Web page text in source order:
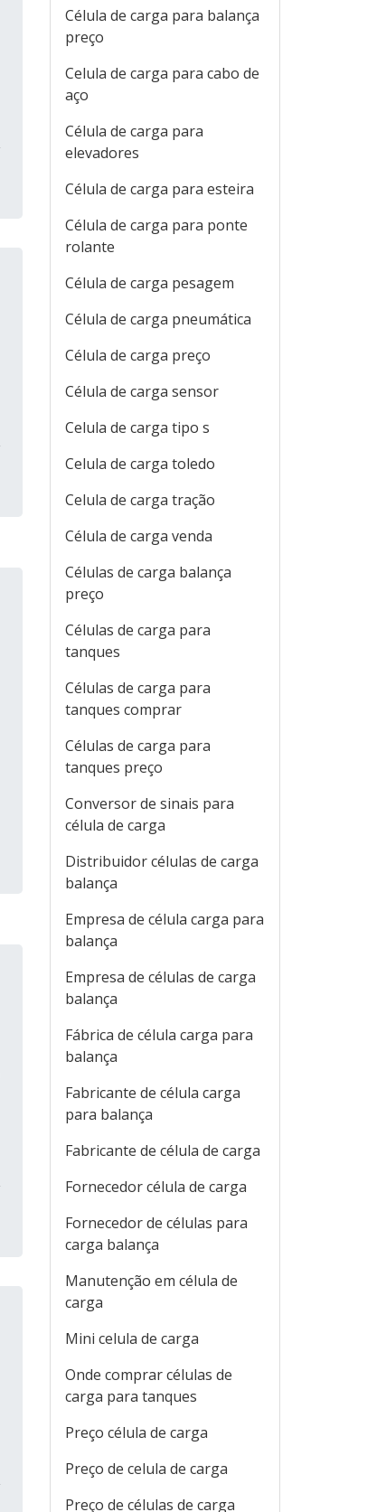
Célula de carga para balança
preço
Celula de carga para cabo de
aço
Célula de carga para
elevadores
Célula de carga para esteira
Célula de carga para ponte
rolante
Célula de carga pesagem
Célula de carga pneumática
Célula de carga preço
Célula de carga sensor
Celula de carga tipo s
Celula de carga toledo
Celula de carga tração
Célula de carga venda
Células de carga balança
preço
Células de carga para
tanques
Células de carga para
tanques comprar
Células de carga para
tanques preço
Conversor de sinais para
célula de carga
Distribuidor células de carga
balança
Empresa de célula carga para
balança
Empresa de células de carga
balança
Fábrica de célula carga para
balança
Fabricante de célula carga
para balança
Fabricante de célula de carga
Fornecedor célula de carga
Fornecedor de células para
carga balança
Manutenção em célula de
carga
Mini celula de carga
Onde comprar células de
carga para tanques
Preço célula de carga
Preço de celula de carga
Preço de células de carga